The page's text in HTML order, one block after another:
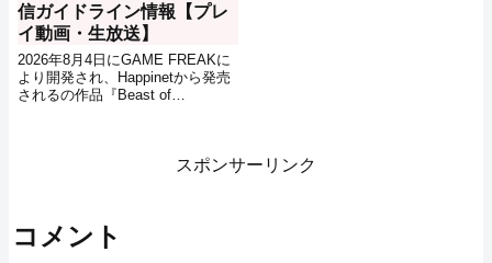
信ガイドライン情報【プレ
イ動画・生放送】
2026年8月4日にGAME FREAKに
より開発され、Happinetから発売
されるの作品『Beast of
スポンサーリンク
コメント